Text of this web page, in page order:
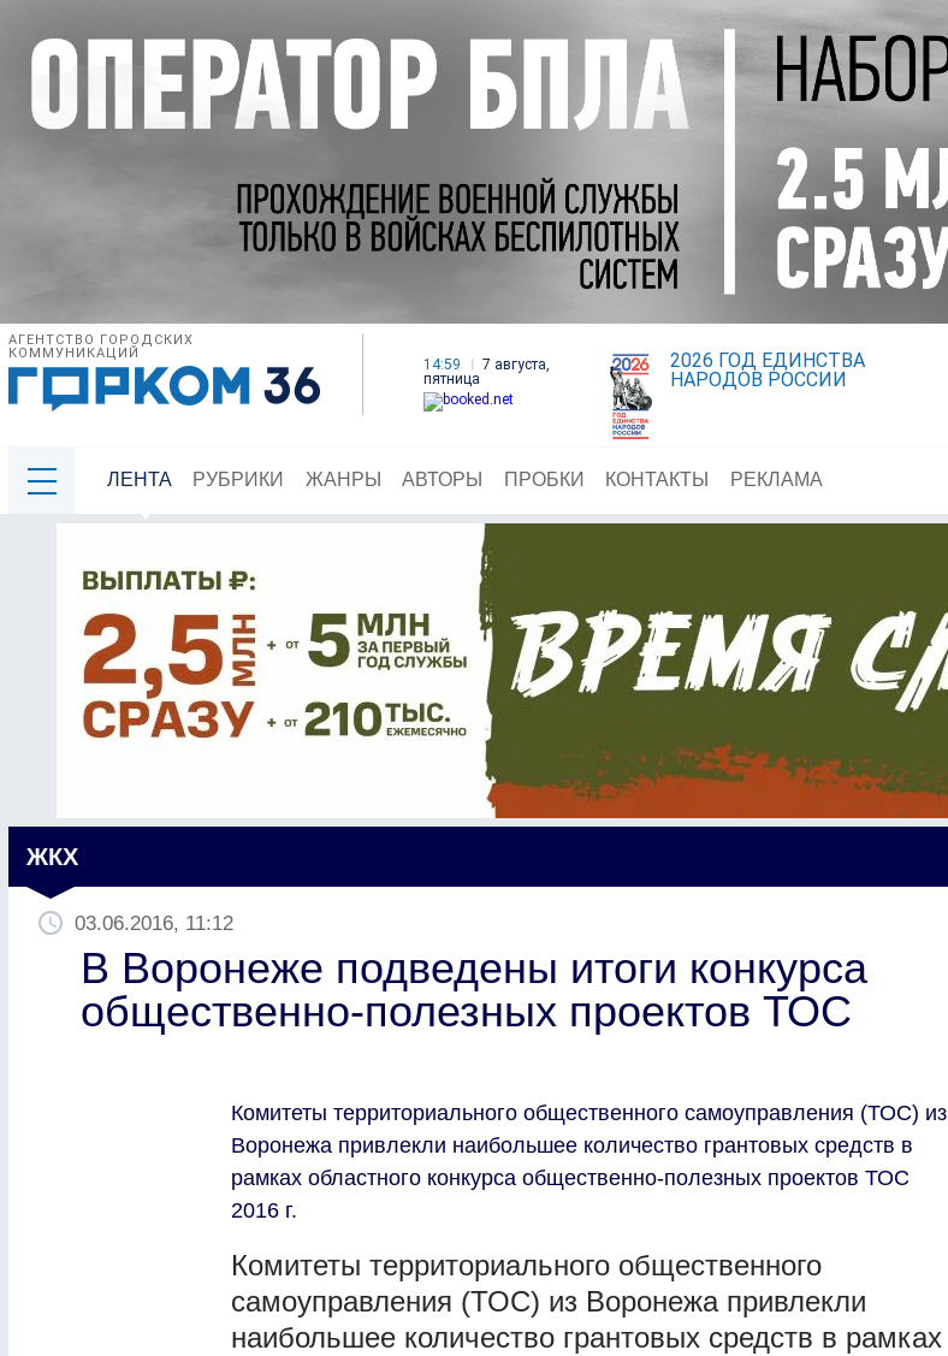
АГЕНТСТВО ГОРОДСКИХ
КОММУНИКАЦИЙ
14:59
7 августа,
пятница
2026 ГОД ЕДИНСТВА
НАРОДОВ РОССИИ
ЛЕНТА РУБРИКИ ЖАНРЫ АВТОРЫ ПРОБКИ КОНТАКТЫ РЕКЛАМА
ЖКХ
03.06.2016, 11:12
В Воронеже подведены итоги конкурса
общественно-полезных проектов ТОС
Комитеты территориального общественного самоуправления (ТОС) из
Воронежа привлекли наибольшее количество грантовых средств в
рамках областного конкурса общественно-полезных проектов ТОС
2016 г.
Комитеты территориального общественного
самоуправления (ТОС) из Воронежа привлекли
наибольшее количество грантовых средств в рамках